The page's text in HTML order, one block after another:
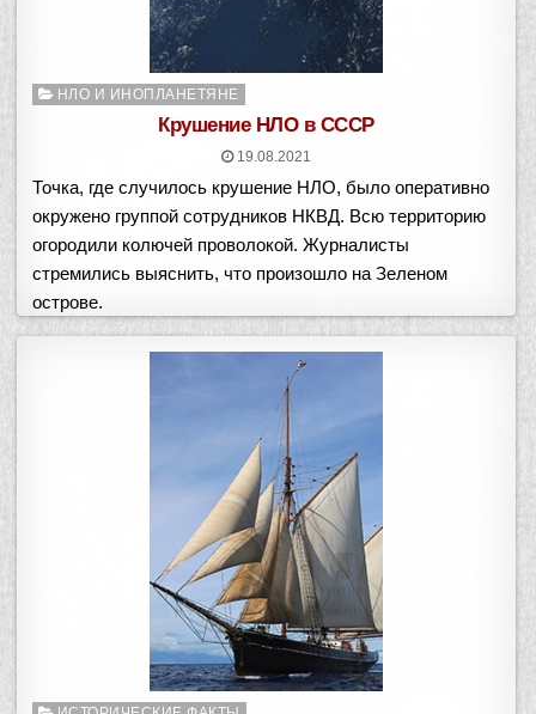
Опубликовано
НЛО И ИНОПЛАНЕТЯНЕ
Крушение НЛО в СССР
19.08.2021
Точка, где случилось крушение НЛО, было оперативно
окружено группой сотрудников НКВД. Всю территорию
огородили колючей проволокой. Журналисты
стремились выяснить, что произошло на Зеленом
острове.